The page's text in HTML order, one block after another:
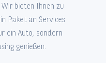
bieten Ihnen zu
Paket an Services
ein Auto, sondern
genießen.